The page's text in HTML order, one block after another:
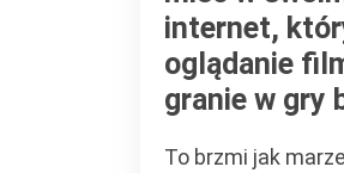
internet,
oglądanie
granie w gry
To brzmi jak